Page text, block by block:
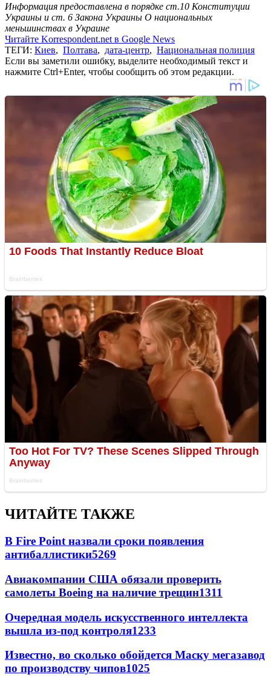
Информация предоставлена в порядке ст.10 Конституции
Украины и ст. 6 Закона Украины О национальных
меньшинствах в Украине
Читайте Korrespondent.net в Google News
ТЕГИ: Киев, Полтава, дата-центр, Национальная полиция
Если вы заметили ошибку, выделите необходимый текст и
нажмите Ctrl+Enter, чтобы сообщить об этом редакции.
ЧИТАЙТЕ ТАКЖЕ
В Fire Point назвали сроки появления
антибаллистики5269
Авиакомпании США обязали проверить
самолеты Boeing на наличие трещин1311
Очередная модель искусственного интеллекта
вышла из-под контроля1233
Известно, во сколько обойдется Маску мегазавод
по производству чипов1025